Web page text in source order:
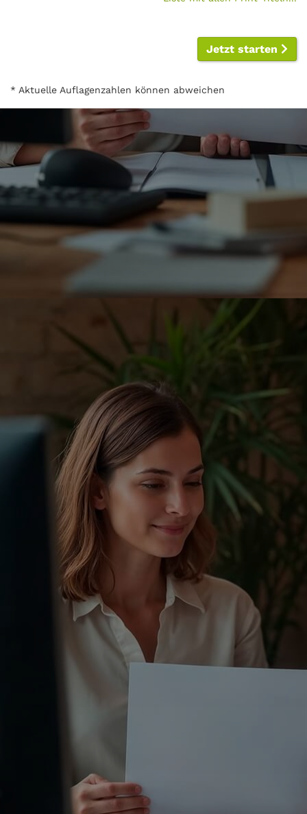
Jetzt starten
* Aktuelle Auflagenzahlen können abweichen